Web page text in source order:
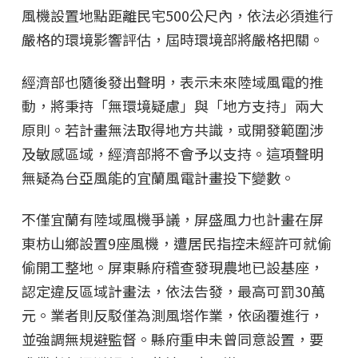
風機設置地點距離民宅500公尺內，依法必須進行
嚴格的環境影響評估，屆時環境部將嚴格把關。
經濟部也隨後發出聲明，表示未來陸域風電的推
動，將秉持「無環境疑慮」與「地方支持」兩大
原則。若計畫無法取得地方共識，或開發範圍涉
及敏感區域，經濟部將不會予以支持。這項聲明
無疑為台亞風能的宜蘭風電計畫投下變數。
不僅宜蘭有陸域風機爭議，屏盛風力也計畫在屏
東枋山鄉設置9座風機，遭居民指控未經許可就偷
偷開工整地。屏東縣府稽查發現農地已設基座，
認定違反區域計畫法，依法告發，最高可罰30萬
元。業者則反駁僅為測風塔作業，依函覆進行，
並強調無規避監督。縣府重申未曾同意設置，要